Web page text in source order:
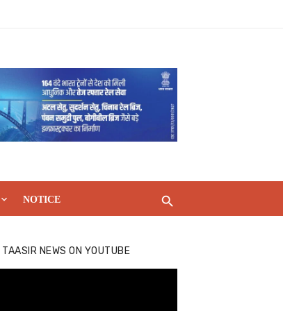
NOTICE
TAASIR NEWS ON YOUTUBE